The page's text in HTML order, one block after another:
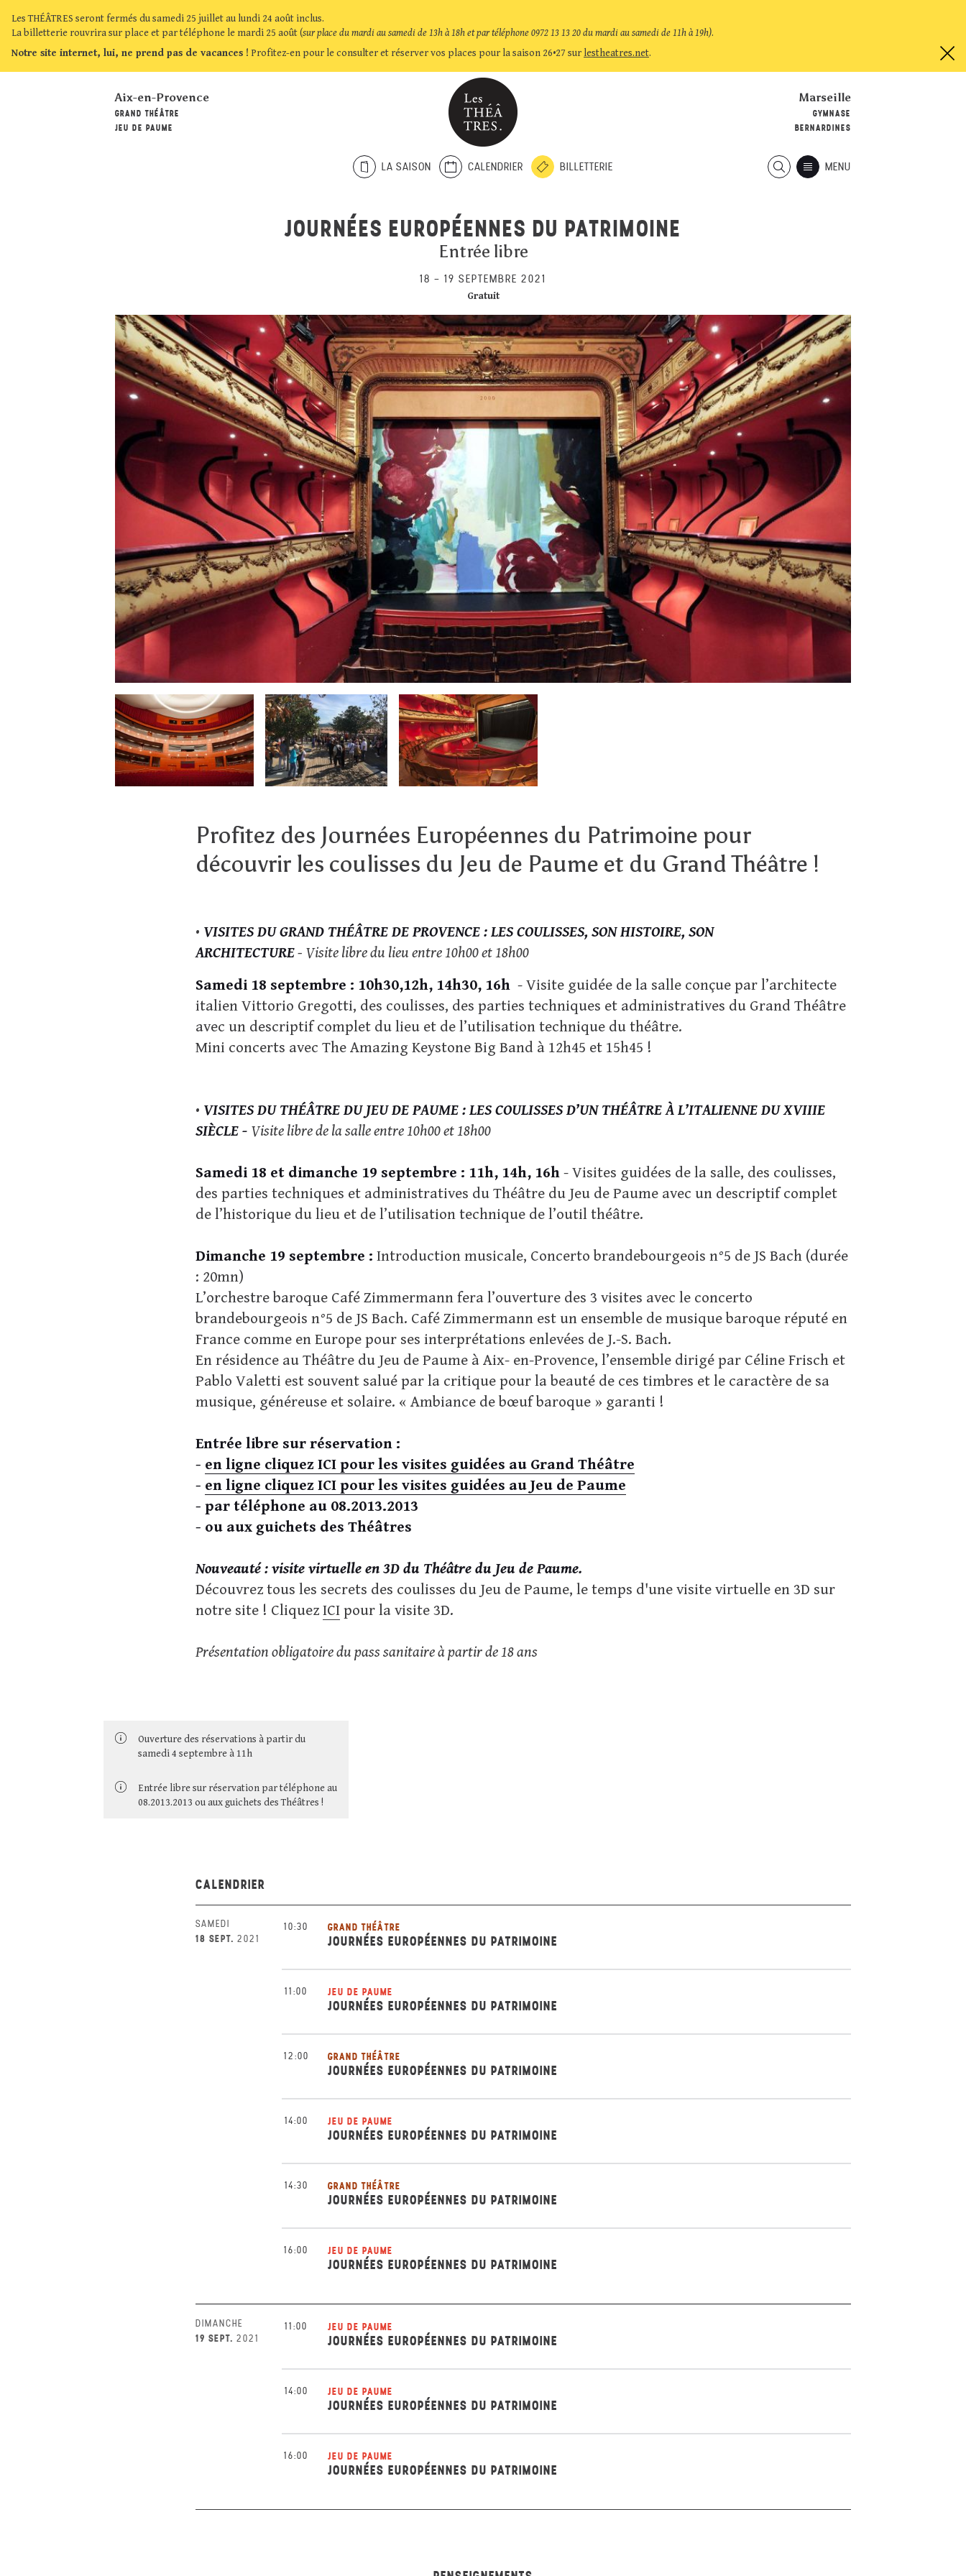
Les THÉÂTRES seront fermés du samedi 25 juillet au lundi 24 août inclus.
La billetterie rouvrira sur place et par téléphone le mardi 25 août (sur place du mardi au samedi de 13h à 18h et par téléphone 0972 13 13 20 du mardi au samedi de 11h à 19h).
Notre site internet, lui, ne prend pas de vacances ! Profitez-en pour le consulter et réserver vos places pour la saison 26•27 sur lestheatres.net.
Marseille
GYMNASE
BERNARDINES
Aix-en-Provence
GRAND THÉÂTRE
JEU DE PAUME
LA SAISON CALENDRIER BILLETTERIE MENU
JOURNÉES EUROPÉENNES DU PATRIMOINE
Entrée libre
18 – 19 SEPTEMBRE 2021
Gratuit
Profitez des Journées Européennes du Patrimoine pour
découvrir les coulisses du Jeu de Paume et du Grand Théâtre !
• VISITES DU GRAND THÉÂTRE DE PROVENCE : LES COULISSES, SON HISTOIRE, SON
ARCHITECTURE- Visite libre du lieu entre 10h00 et 18h00
Samedi 18 septembre : 10h30,12h, 14h30, 16h - Visite guidée de la salle conçue par l’architecte
italien Vittorio Gregotti, des coulisses, des parties techniques et administratives du Grand Théâtre
avec un descriptif complet du lieu et de l’utilisation technique du théâtre.
Mini concerts avec The Amazing Keystone Big Band à 12h45 et 15h45 !
• VISITES DU THÉÂTRE DU JEU DE PAUME : LES COULISSES D’UN THÉÂTRE À L’ITALIENNE DU XVIIIE
SIÈCLE - Visite libre de la salle entre 10h00 et 18h00
Samedi 18 et dimanche 19 septembre : 11h, 14h, 16h - Visites guidées de la salle, des coulisses,
des parties techniques et administratives du Théâtre du Jeu de Paume avec un descriptif complet
de l’historique du lieu et de l’utilisation technique de l’outil théâtre.
Dimanche 19 septembre : Introduction musicale, Concerto brandebourgeois n°5 de JS Bach (durée
: 20mn)
L’orchestre baroque Café Zimmermann fera l’ouverture des 3 visites avec le concerto
brandebourgeois n°5 de JS Bach. Café Zimmermann est un ensemble de musique baroque réputé en
France comme en Europe pour ses interprétations enlevées de J.-S. Bach.
En résidence au Théâtre du Jeu de Paume à Aix- en-Provence, l’ensemble dirigé par Céline Frisch et
Pablo Valetti est souvent salué par la critique pour la beauté de ces timbres et le caractère de sa
musique, généreuse et solaire. « Ambiance de bœuf baroque » garanti !
Entrée libre sur réservation :
- en ligne cliquez ICI pour les visites guidées au Grand Théâtre
- en ligne cliquez ICI pour les visites guidées au Jeu de Paume
- par téléphone au 08.2013.2013
- ou aux guichets des Théâtres
Nouveauté : visite virtuelle en 3D du Théâtre du Jeu de Paume.
Découvrez tous les secrets des coulisses du Jeu de Paume, le temps d'une visite virtuelle en 3D sur
notre site ! Cliquez ICI pour la visite 3D.
Présentation obligatoire du pass sanitaire à partir de 18 ans
Ouverture des réservations à partir du
samedi 4 septembre à 11h
Entrée libre sur réservation par téléphone au
08.2013.2013 ou aux guichets des Théâtres !
CALENDRIER
SAMEDI
18 SEPT. 2021
10:30 GRAND THÉÂTRE
JOURNÉES EUROPÉENNES DU PATRIMOINE
11:00 JEU DE PAUME
JOURNÉES EUROPÉENNES DU PATRIMOINE
12:00 GRAND THÉÂTRE
JOURNÉES EUROPÉENNES DU PATRIMOINE
14:00 JEU DE PAUME
JOURNÉES EUROPÉENNES DU PATRIMOINE
14:30 GRAND THÉÂTRE
JOURNÉES EUROPÉENNES DU PATRIMOINE
16:00 JEU DE PAUME
JOURNÉES EUROPÉENNES DU PATRIMOINE
DIMANCHE
19 SEPT. 2021
11:00 JEU DE PAUME
JOURNÉES EUROPÉENNES DU PATRIMOINE
14:00 JEU DE PAUME
JOURNÉES EUROPÉENNES DU PATRIMOINE
16:00 JEU DE PAUME
JOURNÉES EUROPÉENNES DU PATRIMOINE